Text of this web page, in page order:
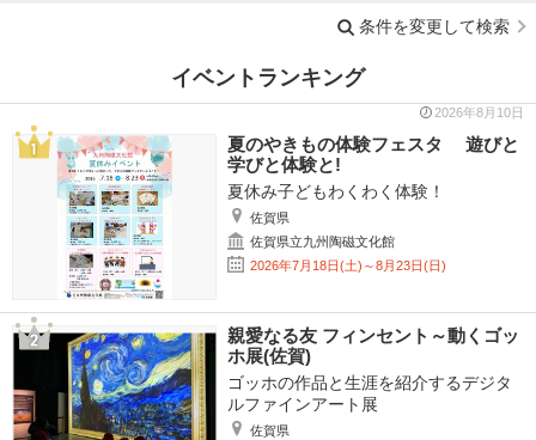
条件を変更して検索
イベントランキング
2026年8月10日
夏のやきもの体験フェスタ 遊びと
学びと体験と!
夏休み子どもわくわく体験！
佐賀県
佐賀県立九州陶磁文化館
2026年7月18日(土)～8月23日(日)
親愛なる友 フィンセント～動くゴッ
ホ展(佐賀)
ゴッホの作品と生涯を紹介するデジタ
ルファインアート展
佐賀県